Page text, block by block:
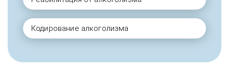
Кодирование алкоголизма